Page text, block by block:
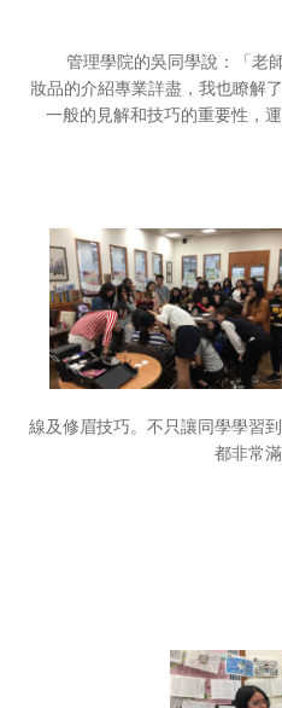
管理學院的吳同學說：「老
妝品的介紹專業詳盡，我也瞭解
一般的見解和技巧的重要性，
線及修眉技巧。不只讓同學學習
都非常